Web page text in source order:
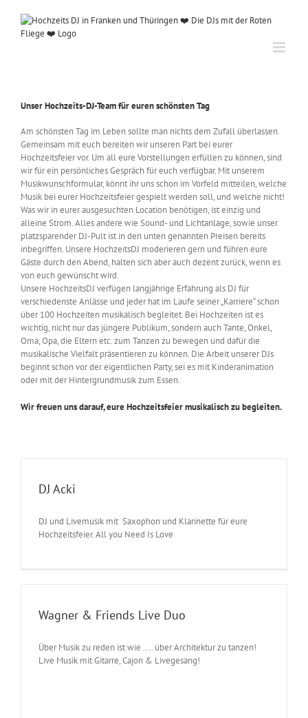
springen
Unser Hochzeits-DJ-Team für euren schönsten Tag
Am schönsten Tag im Leben sollte man nichts dem Zufall überlassen.
Gemeinsam mit euch bereiten wir unseren Part bei eurer
Hochzeitsfeier vor. Um all eure Vorstellungen erfüllen zu können, sind
wir für ein persönliches Gespräch für euch verfügbar. Mit unserem
Musikwunschformular, könnt ihr uns schon im Vorfeld mitteilen, welche
Musik bei eurer Hochzeitsfeier gespielt werden soll, und welche nicht!
Was wir in eurer ausgesuchten Location benötigen, ist einzig und
alleine Strom. Alles andere wie Sound- und Lichtanlage, sowie unser
platzsparender DJ-Pult ist in den unten genannten Preisen bereits
inbegriffen. Unsere HochzeitsDJ moderieren gern und führen eure
Gäste durch den Abend, halten sich aber auch dezent zurück, wenn es
von euch gewünscht wird.
Unsere HochzeitsDJ verfügen langjährige Erfahrung als DJ für
verschiedenste Anlässe und jeder hat im Laufe seiner „Karriere“ schon
über 100 Hochzeiten musikalisch begleitet. Bei Hochzeiten ist es
wichtig, nicht nur das jüngere Publikum, sondern auch Tante, Onkel,
Oma, Opa, die Eltern etc. zum Tanzen zu bewegen und dafür die
musikalische Vielfalt präsentieren zu können. Die Arbeit unserer DJs
beginnt schon vor der eigentlichen Party, sei es mit Kinderanimation
oder mit der Hintergrundmusik zum Essen.
Wir freuen uns darauf, eure Hochzeitsfeier musikalisch zu begleiten.
DJ Acki
DJ und Livemusik mit Saxophon und Klarinette für eure
Hochzeitsfeier. All you Need Is Love
Wagner & Friends Live Duo
Über Musik zu reden ist wie .... über Architektur zu tanzen!
Live Musik mit Gitarre, Cajon & Livegesang!